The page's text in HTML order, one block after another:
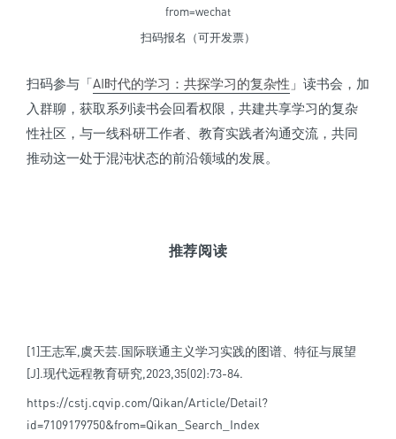
from=wechat
扫码报名（可开发票）
扫码参与「AI时代的学习：共探学习的复杂性 」读书会，加
入群聊，获取系列读书会回看权限，共建共享学习的复杂
性社区，与一线科研工作者、教育实践者沟通交流，共同
推动这一处于混沌状态的前沿领域的发展。
推荐阅读
[1]王志军,虞天芸.国际联通主义学习实践的图谱、特征与展望
[J].现代远程教育研究,2023,35(02):73-84.
https://cstj.cqvip.com/Qikan/Article/Detail?
id=7109179750&from=Qikan_Search_Index